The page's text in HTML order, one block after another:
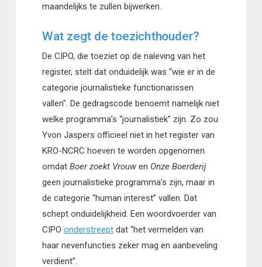
maandelijks te zullen bijwerken.
Wat zegt de toezichthouder?
De CIPO, die toeziet op de naleving van het
register, stelt dat onduidelijk was “wie er in de
categorie journalistieke functionarissen
vallen”. De gedragscode benoemt namelijk niet
welke programma’s “journalistiek” zijn. Zo zou
Yvon Jaspers officieel niet in het register van
KRO-NCRC hoeven te worden opgenomen
omdat Boer zoekt Vrouwen Onze Boerderij
geen journalistieke programma’s zijn, maar in
de categorie “human interest” vallen. Dat
schept onduidelijkheid. Een woordvoerder van
CIPO onderstreeptdat “het vermelden van
haar nevenfuncties zeker mag en aanbeveling
verdient”.